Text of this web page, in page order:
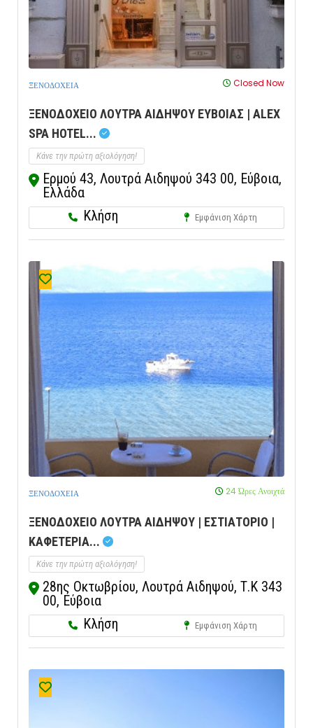
ΞΕΝΟΔΟΧΕΙΑ Closed Now
ΞΕΝΟΔΟΧΕΙΟ ΛΟΥΤΡΑ ΑΙΔΗΨΟΥ ΕΥΒΟΙΑΣ | ALEX
SPA HOTEL...
Κάνε την πρώτη αξιολόγηση!
Ερμού 43, Λουτρά Αιδηψού 343 00, Εύβοια,
Ελλάδα
Κλήση
Εμφάνιση Χάρτη
ΞΕΝΟΔΟΧΕΙΑ 24 Ώρες Ανοιχτά
ΞΕΝΟΔΟΧΕΙΟ ΛΟΥΤΡΑ ΑΙΔΗΨΟΥ | ΕΣΤΙΑΤΟΡΙΟ |
ΚΑΦΕΤΕΡΙΑ...
Κάνε την πρώτη αξιολόγηση!
28ης Οκτωβρίου, Λουτρά Αιδηψού, Τ.Κ 343
00, Εύβοια
Κλήση
Εμφάνιση Χάρτη